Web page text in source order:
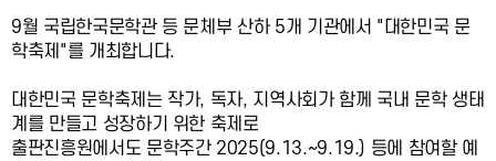
9월 국립한국문학관 등 문체부 산하 5개 기관에서 "대한민국 문
학축제"를 개최합니다.
대한민국 문학축제는 작가, 독자, 지역사회가 함께 국내 문학 생태
계를 만들고 성장하기 위한 축제로
출판진흥원에서도 문학주간 2025(9.13.~9.19.) 등에 참여할 예